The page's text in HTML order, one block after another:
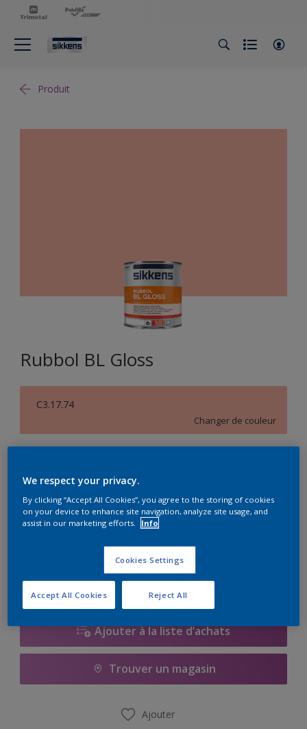
Produit
Rubbol BL Gloss
C3.17.74
Changer de couleur
1L
Quantité Calculateur de peinture
Calculer
Ajouter à la liste d’achats
Trouver un magasin
Ajouter
We respect your privacy.
By clicking “Accept All Cookies”, you agree to the storing of cookies
on your device to enhance site navigation, analyze site usage, and
assist in our marketing efforts.
Info
Cookies Settings
Reject All
Accept All Cookies